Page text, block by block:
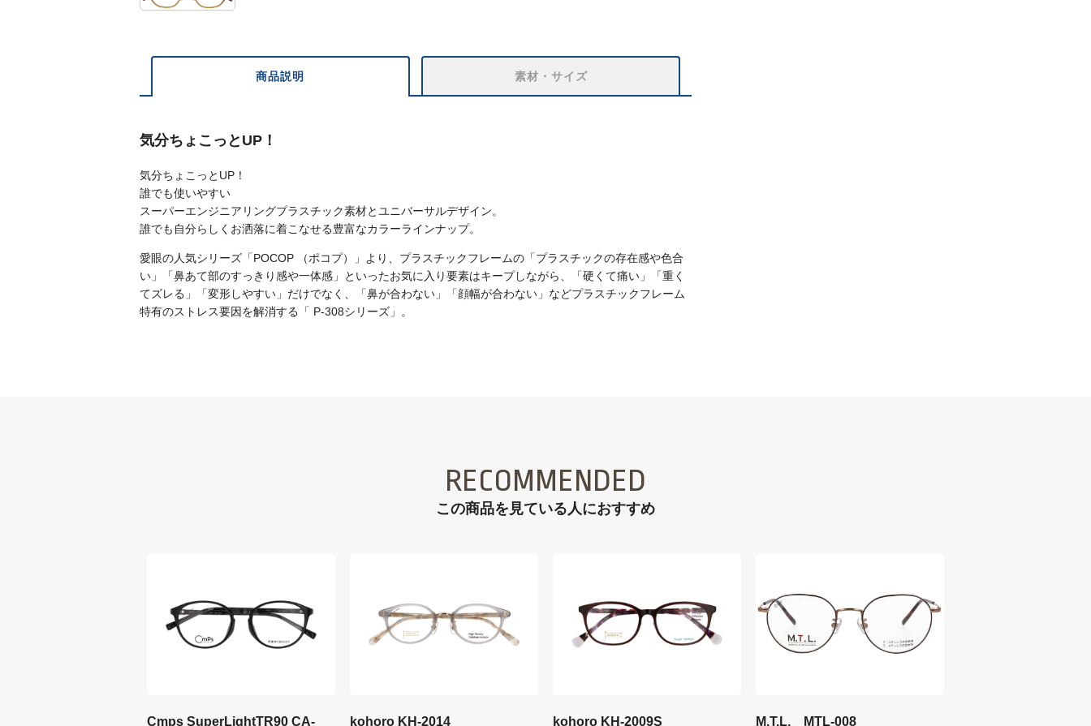
商品説明 素材・サイズ
気分ちょこっとUP！
気分ちょこっとUP！
誰でも使いやすい
スーパーエンジニアリングプラスチック素材とユニバーサルデザイン。
誰でも自分らしくお洒落に着こなせる豊富なカラーラインナップ。
愛眼の人気シリーズ「POCOP （ポコプ）」より、プラスチックフレームの「プラスチックの存在感や色合
い」「鼻あて部のすっきり感や一体感」といったお気に入り要素はキープしながら、「硬くて痛い」「重く
てズレる」「変形しやすい」だけでなく、「鼻が合わない」「顔幅が合わない」などプラスチックフレーム
特有のストレス要因を解消する「 P-308シリーズ」。
RECOMMENDED
この商品を見ている⼈におすすめ
Cmps SuperLightTR90 CA-
kohoro KH-2014 kohoro KH-2009S M.T.L. MTL-008